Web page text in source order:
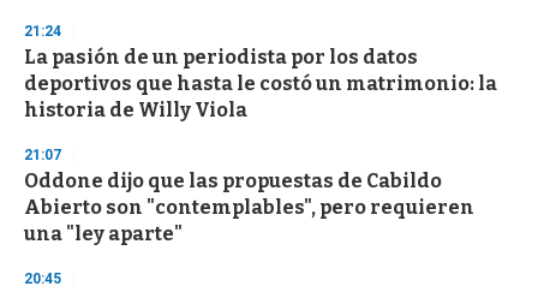
21:24
La pasión de un periodista por los datos
deportivos que hasta le costó un matrimonio: la
historia de Willy Viola
21:07
Oddone dijo que las propuestas de Cabildo
Abierto son "contemplables", pero requieren
una "ley aparte"
20:45